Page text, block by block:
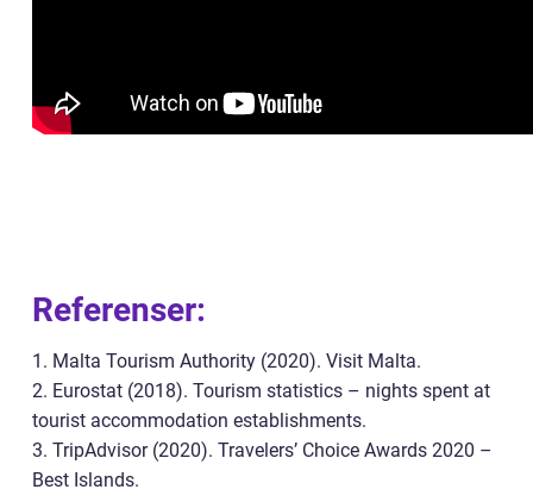
Referenser:
1. Malta Tourism Authority (2020). Visit Malta.
2. Eurostat (2018). Tourism statistics – nights spent at
tourist accommodation establishments.
3. TripAdvisor (2020). Travelers’ Choice Awards 2020 –
Best Islands.